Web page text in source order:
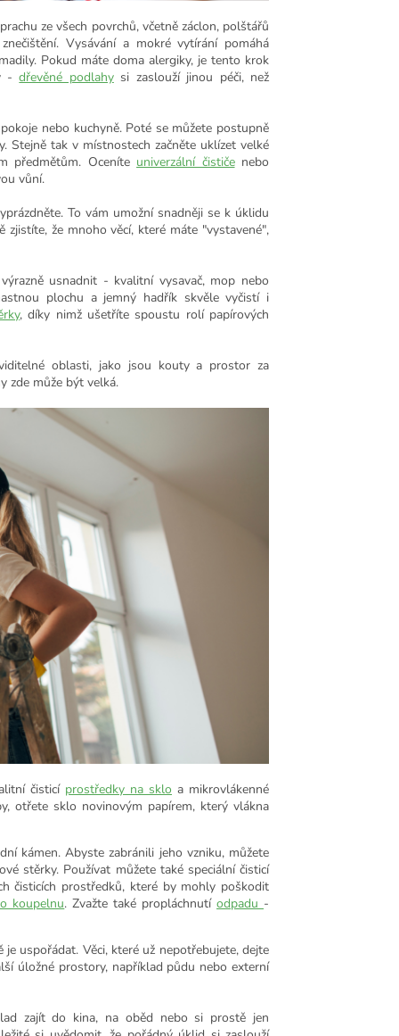
ze všech povrchů, včetně záclon, polštářů
Vysávání a mokré vytírání pomáhá
Pokud máte doma alergiky, je tento krok
-dřevěné podlahysi zaslouží jinou péči, než
nebo kuchyně. Poté se můžete postupně
Stejně tak v místnostech začněte uklízet velké
předmětům. Oceníte univerzální čističenebo
vůní.
To vám umožní snadněji se k úklidu
že mnoho věcí, které máte "vystavené",
usnadnit - kvalitní vysavač, mop nebo
plochu a jemný hadřík skvěle vyčistí i
, díky nimž ušetříte spoustu rolí papírových
oblasti, jako jsou kouty a prostor za
zde může být velká.
čisticí prostředky na sklo a mikrovlákenné
otřete sklo novinovým papírem, který vlákna
kámen. Abyste zabránili jeho vzniku, můžete
stěrky. Používat můžete také speciální čisticí
čisticích prostředků, které by mohly poškodit
koupelnu. Zvažte také propláchnutíodpadu -
uspořádat. Věci, které už nepotřebujete, dejte
úložné prostory, například půdu nebo externí
zajít do kina, na oběd nebo si prostě jen